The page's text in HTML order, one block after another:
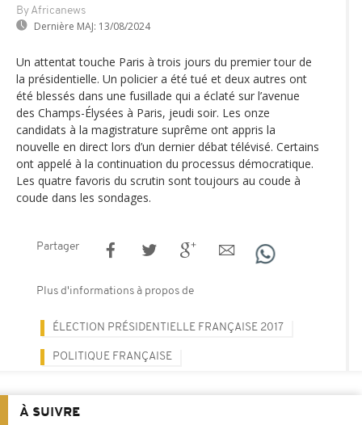
By Africanews
Dernière MAJ: 13/08/2024
Un attentat touche Paris à trois jours du premier tour de
la présidentielle. Un policier a été tué et deux autres ont
été blessés dans une fusillade qui a éclaté sur l’avenue
des Champs-Élysées à Paris, jeudi soir. Les onze
candidats à la magistrature suprême ont appris la
nouvelle en direct lors d’un dernier débat télévisé. Certains
ont appelé à la continuation du processus démocratique.
Les quatre favoris du scrutin sont toujours au coude à
coude dans les sondages.
Partager
Plus d'informations à propos de
ÉLECTION PRÉSIDENTIELLE FRANÇAISE 2017
POLITIQUE FRANÇAISE
À SUIVRE